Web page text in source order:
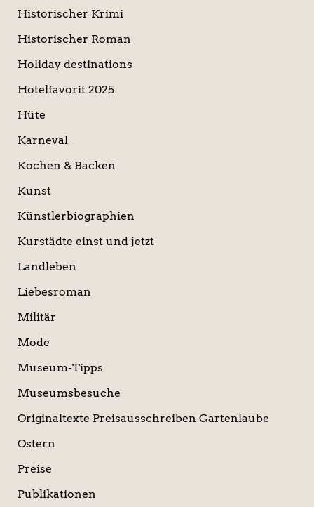
Historischer Krimi
Historischer Roman
Holiday destinations
Hotelfavorit 2025
Hüte
Karneval
Kochen & Backen
Kunst
Künstlerbiographien
Kurstädte einst und jetzt
Landleben
Liebesroman
Militär
Mode
Museum-Tipps
Museumsbesuche
Originaltexte Preisausschreiben Gartenlaube
Ostern
Preise
Publikationen